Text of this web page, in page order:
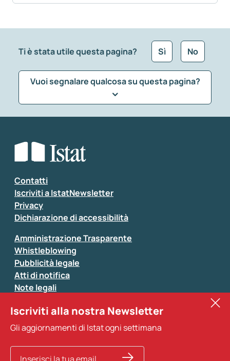
Ti è stata utile questa pagina? Sì No
Vuoi segnalare qualcosa su questa pagina?
Seleziona la tipologia della segnalazione
Inserisci il tuo commento
Si prega di non fornire dati di natura personale (ad
esempio dati di contatto). Per ogni altra comunicazione
e per richiedere dati, pubblicazioni, file di microdati,
Contatti
Iscriviti a IstatNewsletter
Privacy
Dichiarazione di accessibilità
Amministrazione Trasparente
Whistleblowing
Pubblicità legale
Atti di notifica
Note legali
Sistan
Altri servizi
Iscriviti alla nostra Newsletter
Gli aggiornamenti di Istat ogni settimana